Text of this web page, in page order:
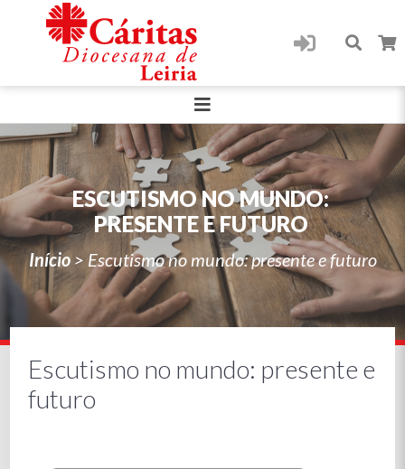
ESCUTISMO NO MUNDO:
PRESENTE E FUTURO
Início > Escutismo no mundo: presente e futuro
Escutismo no mundo: presente e
futuro